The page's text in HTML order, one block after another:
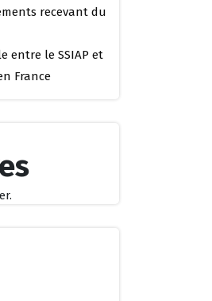
recevant du
entre le SSIAP et
France